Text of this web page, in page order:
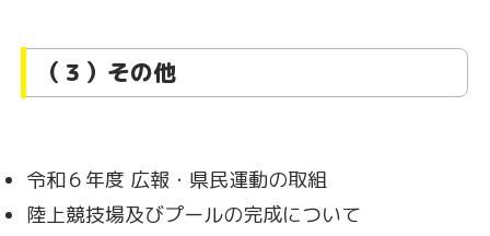
（３）その他
令和６年度 広報・県民運動の取組
陸上競技場及びプールの完成について